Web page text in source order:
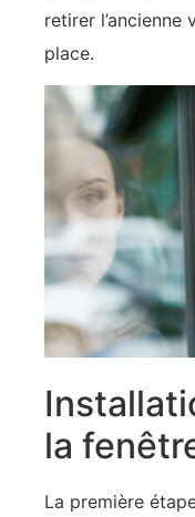
retirer
place.
la
La première